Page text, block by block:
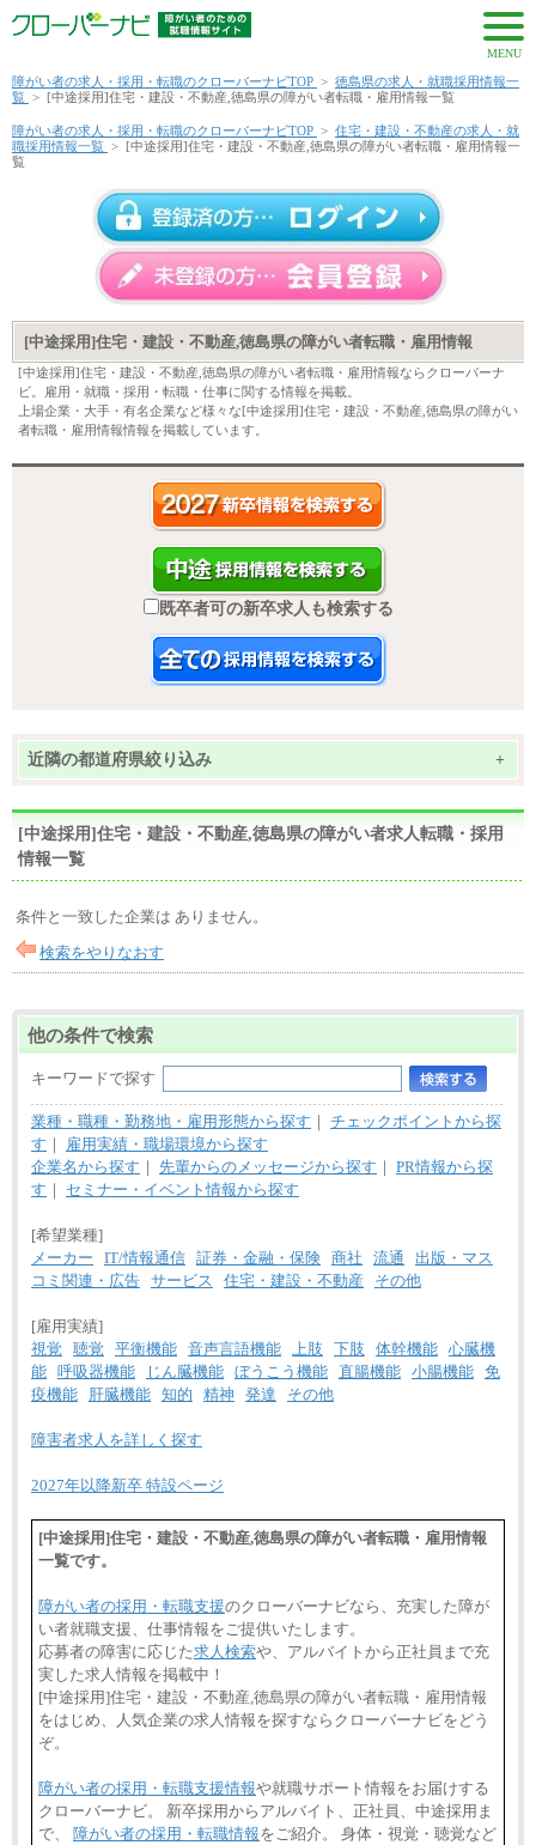
MENU
障がい者の求人・採用・転職のクローバーナビTOP > 徳島県の求人・就職採用情報一
覧 > [中途採用]住宅・建設・不動産,徳島県の障がい者転職・雇用情報一覧
障がい者の求人・採用・転職のクローバーナビTOP > 住宅・建設・不動産の求人・就
職採用情報一覧 > [中途採用]住宅・建設・不動産,徳島県の障がい者転職・雇用情報一
覧
[中途採用]住宅・建設・不動産,徳島県の障がい者転職・雇用情報
[中途採用]住宅・建設・不動産,徳島県の障がい者転職・雇用情報ならクローバーナ
ビ。雇用・就職・採用・転職・仕事に関する情報を掲載。
上場企業・大手・有名企業など様々な[中途採用]住宅・建設・不動産,徳島県の障がい
者転職・雇用情報情報を掲載しています。
既卒者可の新卒求人も検索する
近隣の都道府県絞り込み +
[中途採用]住宅・建設・不動産,徳島県の障がい者求人転職・採用
情報一覧
条件と一致した企業は ありません。
検索をやりなおす
他の条件で検索
キーワードで探す
業種・職種・勤務地・雇用形態から探す ｜ チェックポイントから探
す ｜
雇用実績・職場環境から探す
企業名から探す ｜ 先輩からのメッセージから探す ｜ PR情報から探
す ｜ セミナー・イベント情報から探す
[希望業種]
メーカー
IT/情報通信 証券・金融・保険 商社 流通
出版・マス
コミ関連・広告 サービス 住宅・建設・不動産 その他
[雇用実績]
視覚
聴覚 平衡機能 音声言語機能 上肢 下肢 体幹機能 心臓機
能 呼吸器機能 じん臓機能 ぼうこう機能 直腸機能 小腸機能 免
疫機能
肝臓機能 知的 精神 発達 その他
障害者求人を詳しく探す
2027年以降新卒 特設ページ
[中途採用]住宅・建設・不動産,徳島県の障がい者転職・雇用情報
一覧です。
障がい者の採用・転職支援のクローバーナビなら、充実した障が
い者就職支援、仕事情報をご提供いたします。
応募者の障害に応じた求人検索や、アルバイトから正社員まで充
実した求人情報を掲載中！
[中途採用]住宅・建設・不動産,徳島県の障がい者転職・雇用情報
をはじめ、人気企業の求人情報を探すならクローバーナビをどう
ぞ。
障がい者の採用・転職支援情報や就職サポート情報をお届けする
クローバーナビ。 新卒採用からアルバイト、正社員、中途採用ま
で、 障がい者の採用・転職情報をご紹介。 身体・視覚・聴覚など